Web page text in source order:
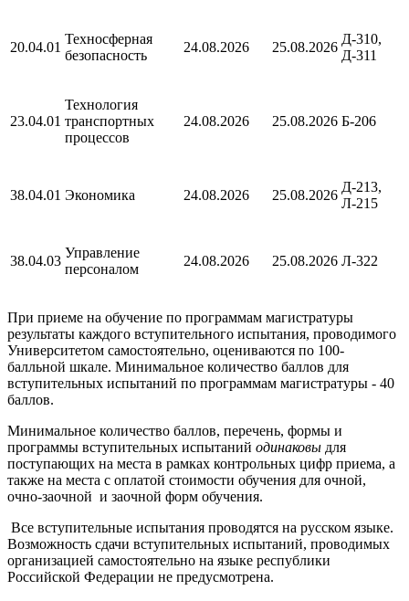
20.04.01
Техносферная
безопасность
24.08.2026 25.08.2026
Д-310,
Д-311
23.04.01
Технология
транспортных
процессов
24.08.2026 25.08.2026 Б-206
38.04.01 Экономика 24.08.2026 25.08.2026
Д-213,
Л-215
38.04.03
Управление
персоналом
24.08.2026 25.08.2026 Л-322
При приеме на обучение по программам магистратуры
результаты каждого вступительного испытания, проводимого
Университетом самостоятельно, оцениваются по 100-
балльной шкале. Минимальное количество баллов для
вступительных испытаний по программам магистратуры - 40
баллов.
Минимальное количество баллов, перечень, формы и
программы вступительных испытаний одинаковы для
поступающих на места в рамках контрольных цифр приема, а
также на места с оплатой стоимости обучения для очной,
очно-заочной и заочной форм обучения.
Все вступительные испытания проводятся на русском языке.
Возможность сдачи вступительных испытаний, проводимых
организацией самостоятельно на языке республики
Российской Федерации не предусмотрена.